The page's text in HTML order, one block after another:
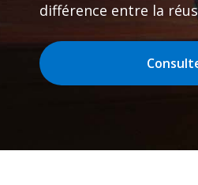
différence entre la